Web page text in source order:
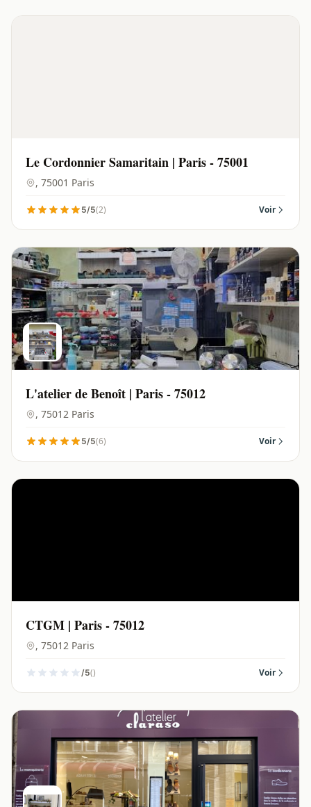
Le Cordonnier Samaritain | Paris - 75001
, 75001 Paris
5/5(2) Voir
L'atelier de Benoît | Paris - 75012
, 75012 Paris
5/5(6) Voir
CTGM | Paris - 75012
, 75012 Paris
/5() Voir